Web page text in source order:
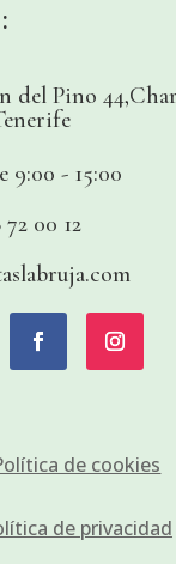
del Pino
9:00 - 15:00
72 00 12
de cookies
de privacidad